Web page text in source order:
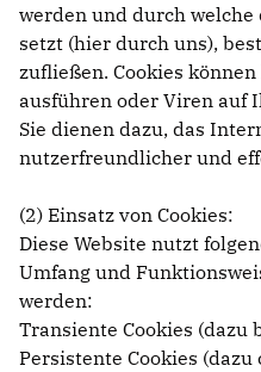
werden und durch welche
setzt (hier durch uns),
zufließen. Cookies
ausführen oder Viren auf
Sie dienen dazu, das
nutzerfreundlicher und
(2) Einsatz von Cookies:
Diese Website nutzt
Umfang und
werden:
Transiente Cookies (dazu
Persistente Cookies (dazu